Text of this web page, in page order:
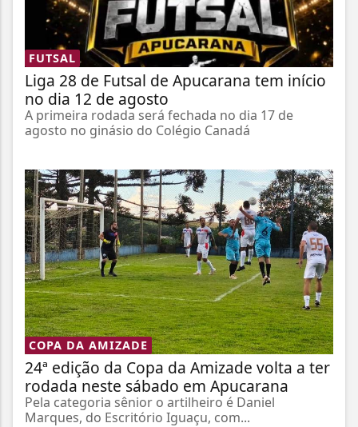
FUTSAL
Liga 28 de Futsal de Apucarana tem início
no dia 12 de agosto
A primeira rodada será fechada no dia 17 de
agosto no ginásio do Colégio Canadá
COPA DA AMIZADE
24ª edição da Copa da Amizade volta a ter
rodada neste sábado em Apucarana
Pela categoria sênior o artilheiro é Daniel
Marques, do Escritório Iguaçu, com...